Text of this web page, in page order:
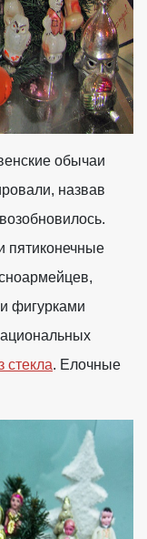
обычаи
назвав
пятиконечные
фигурками
стекла. Елочные